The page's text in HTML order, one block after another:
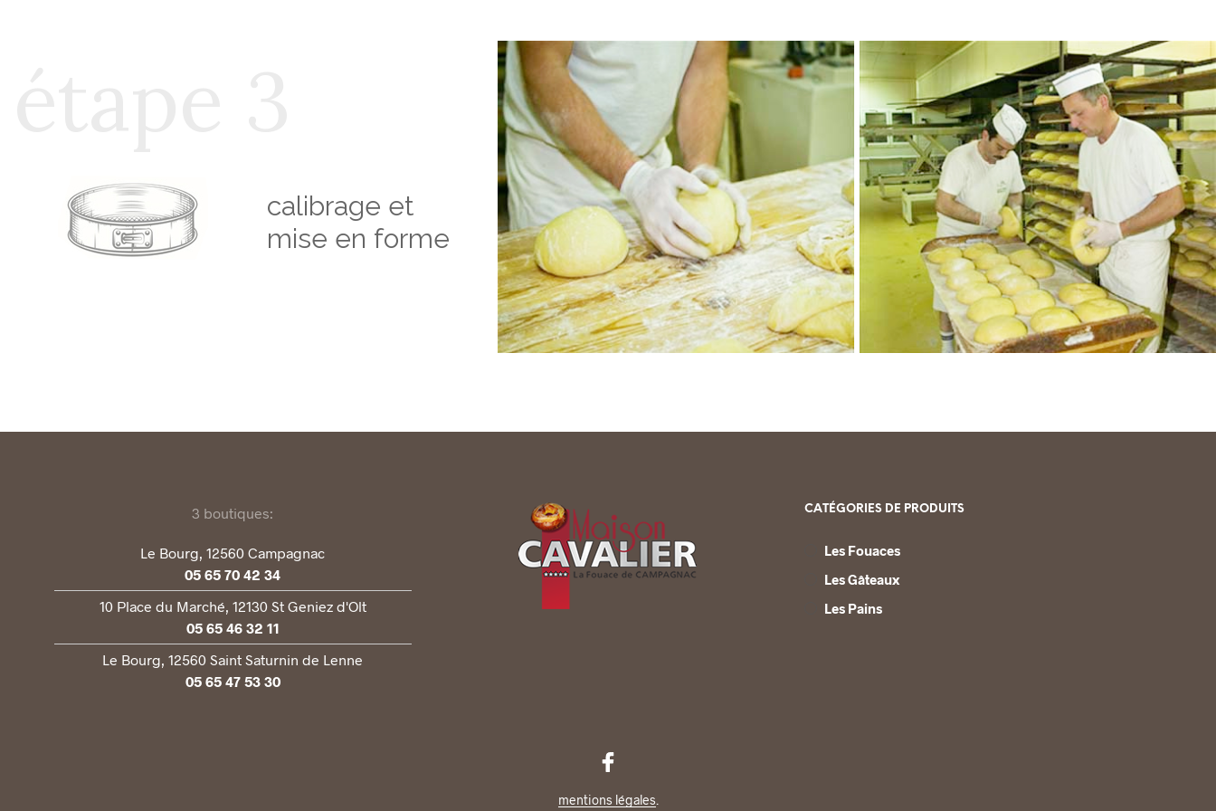
calibrage et
mise en forme
3 boutiques:
Le Bourg, 12560 Campagnac
05 65 70 42 34
10 Place du Marché, 12130 St Geniez d'Olt
05 65 46 32 11
Le Bourg, 12560 Saint Saturnin de Lenne
05 65 47 53 30
CATÉGORIES DE PRODUITS
Les Fouaces
Les Gâteaux
Les Pains
mentions légales